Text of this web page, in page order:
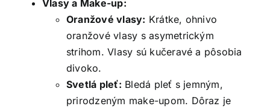
Vlasy a Make-up:
Oranžové vlasy: Krátke, ohnivo
oranžové vlasy s asymetrickým
strihom. Vlasy sú kučeravé a pôsobia
divoko.
Svetlá pleť: Bledá pleť s jemným,
prirodzeným make-upom. Dôraz je